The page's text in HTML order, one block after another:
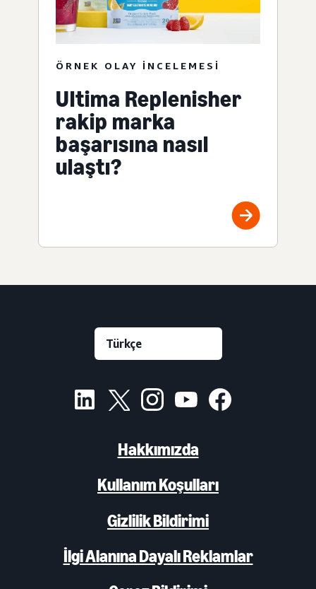
ÖRNEK OLAY INCELEMESI
Ultima Replenisher
rakip marka
başarısına nasıl
ulaştı?
Hakkımızda
Kullanım Koşulları
Gizlilik Bildirimi
İlgi Alanına Dayalı Reklamlar